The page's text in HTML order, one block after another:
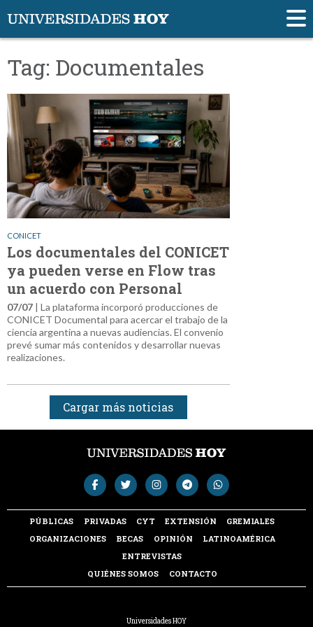
Tag: Documentales
CONICET
Los documentales del CONICET
ya pueden verse en Flow tras
un acuerdo con Personal
07/07 | La plataforma incorporó producciones de
CONICET Documental para acercar el trabajo de la
ciencia argentina a nuevas audiencias. El convenio
prevé sumar más contenidos y desarrollar nuevas
realizaciones.
Cargar más noticias
PÚBLICAS PRIVADAS CYT EXTENSIÓN
GREMIALES
ORGANIZACIONES
BECAS OPINIÓN
LATINOAMÉRICA
ENTREVISTAS
QUIÉNES SOMOS
CONTACTO
Universidades HOY